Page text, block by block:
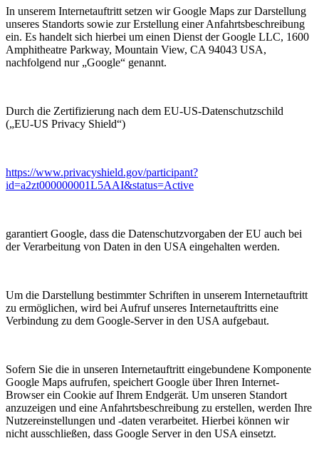
In unserem Internetauftritt setzen wir Google Maps zur Darstellung
unseres Standorts sowie zur Erstellung einer Anfahrtsbeschreibung
ein. Es handelt sich hierbei um einen Dienst der Google LLC, 1600
Amphitheatre Parkway, Mountain View, CA 94043 USA,
nachfolgend nur „Google“ genannt.
Durch die Zertifizierung nach dem EU-US-Datenschutzschild
(„EU-US Privacy Shield“)
https://www.privacyshield.gov/participant?
id=a2zt000000001L5AAI&status=Active
garantiert Google, dass die Datenschutzvorgaben der EU auch bei
der Verarbeitung von Daten in den USA eingehalten werden.
Um die Darstellung bestimmter Schriften in unserem Internetauftritt
zu ermöglichen, wird bei Aufruf unseres Internetauftritts eine
Verbindung zu dem Google-Server in den USA aufgebaut.
Sofern Sie die in unseren Internetauftritt eingebundene Komponente
Google Maps aufrufen, speichert Google über Ihren Internet-
Browser ein Cookie auf Ihrem Endgerät. Um unseren Standort
anzuzeigen und eine Anfahrtsbeschreibung zu erstellen, werden Ihre
Nutzereinstellungen und -daten verarbeitet. Hierbei können wir
nicht ausschließen, dass Google Server in den USA einsetzt.